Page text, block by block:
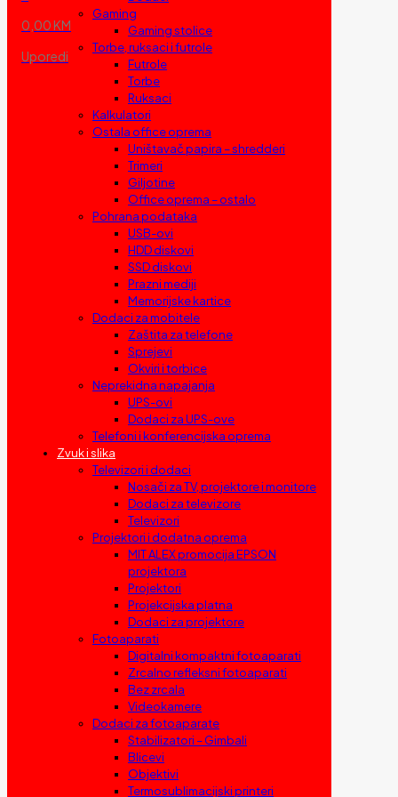
0,00 KM
Uporedi
Gaming
Gaming stolice
Torbe, ruksaci i futrole
Futrole
Torbe
Ruksaci
Kalkulatori
Ostala office oprema
Uništavač papira – shredderi
Trimeri
Giljotine
Office oprema – ostalo
Pohrana podataka
USB-ovi
HDD diskovi
SSD diskovi
Prazni mediji
Memorijske kartice
Dodaci za mobitele
Zaštita za telefone
Sprejevi
Okviri i torbice
Neprekidna napajanja
UPS-ovi
Dodaci za UPS-ove
Telefoni i konferencijska oprema
Zvuk i slika
Televizori i dodaci
Nosači za TV, projektore i monitore
Dodaci za televizore
Televizori
Projektori i dodatna oprema
MIT ALEX promocija EPSON
projektora
Projektori
Projekcijska platna
Dodaci za projektore
Fotoaparati
Digitalni kompaktni fotoaparati
Zrcalno refleksni fotoaparati
Bez zrcala
Videokamere
Dodaci za fotoaparate
Stabilizatori – Gimbali
Blicevi
Objektivi
Termosublimacijski printeri